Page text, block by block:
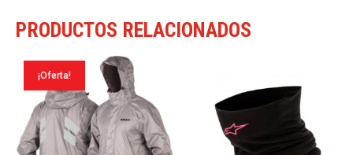
PRODUCTOS RELACIONADOS
¡Oferta!